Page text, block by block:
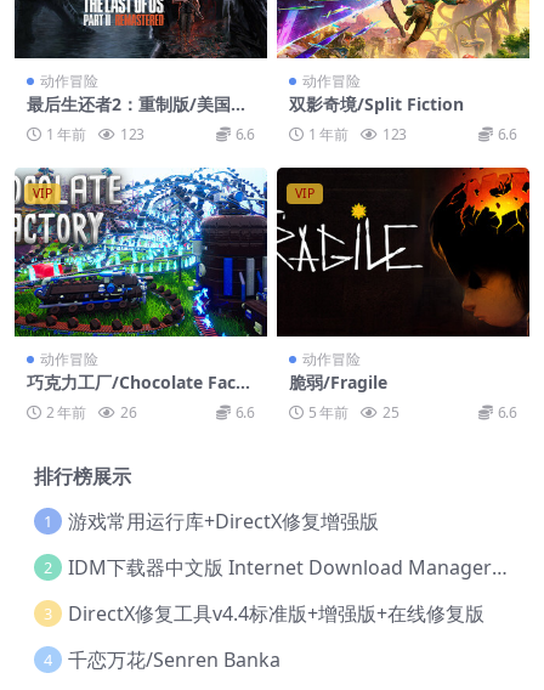
动作冒险
最后生还者2：重制版/美国末
日2/The Last of Us Part II R
emastered
1 年前 123 6.6
动作冒险
双影奇境/Split Fiction
1 年前 123 6.6
VIP
动作冒险
巧克力工厂/Chocolate Facto
ry 2 年前 26 6.6
VIP
动作冒险
脆弱/Fragile
5 年前 25 6.6
排行榜展示
1 游戏常用运行库+DirectX修复增强版
2 IDM下载器中文版 Internet Download Manager v6.42.36 IDM
3 DirectX修复工具v4.4标准版+增强版+在线修复版
4 千恋万花/Senren Banka